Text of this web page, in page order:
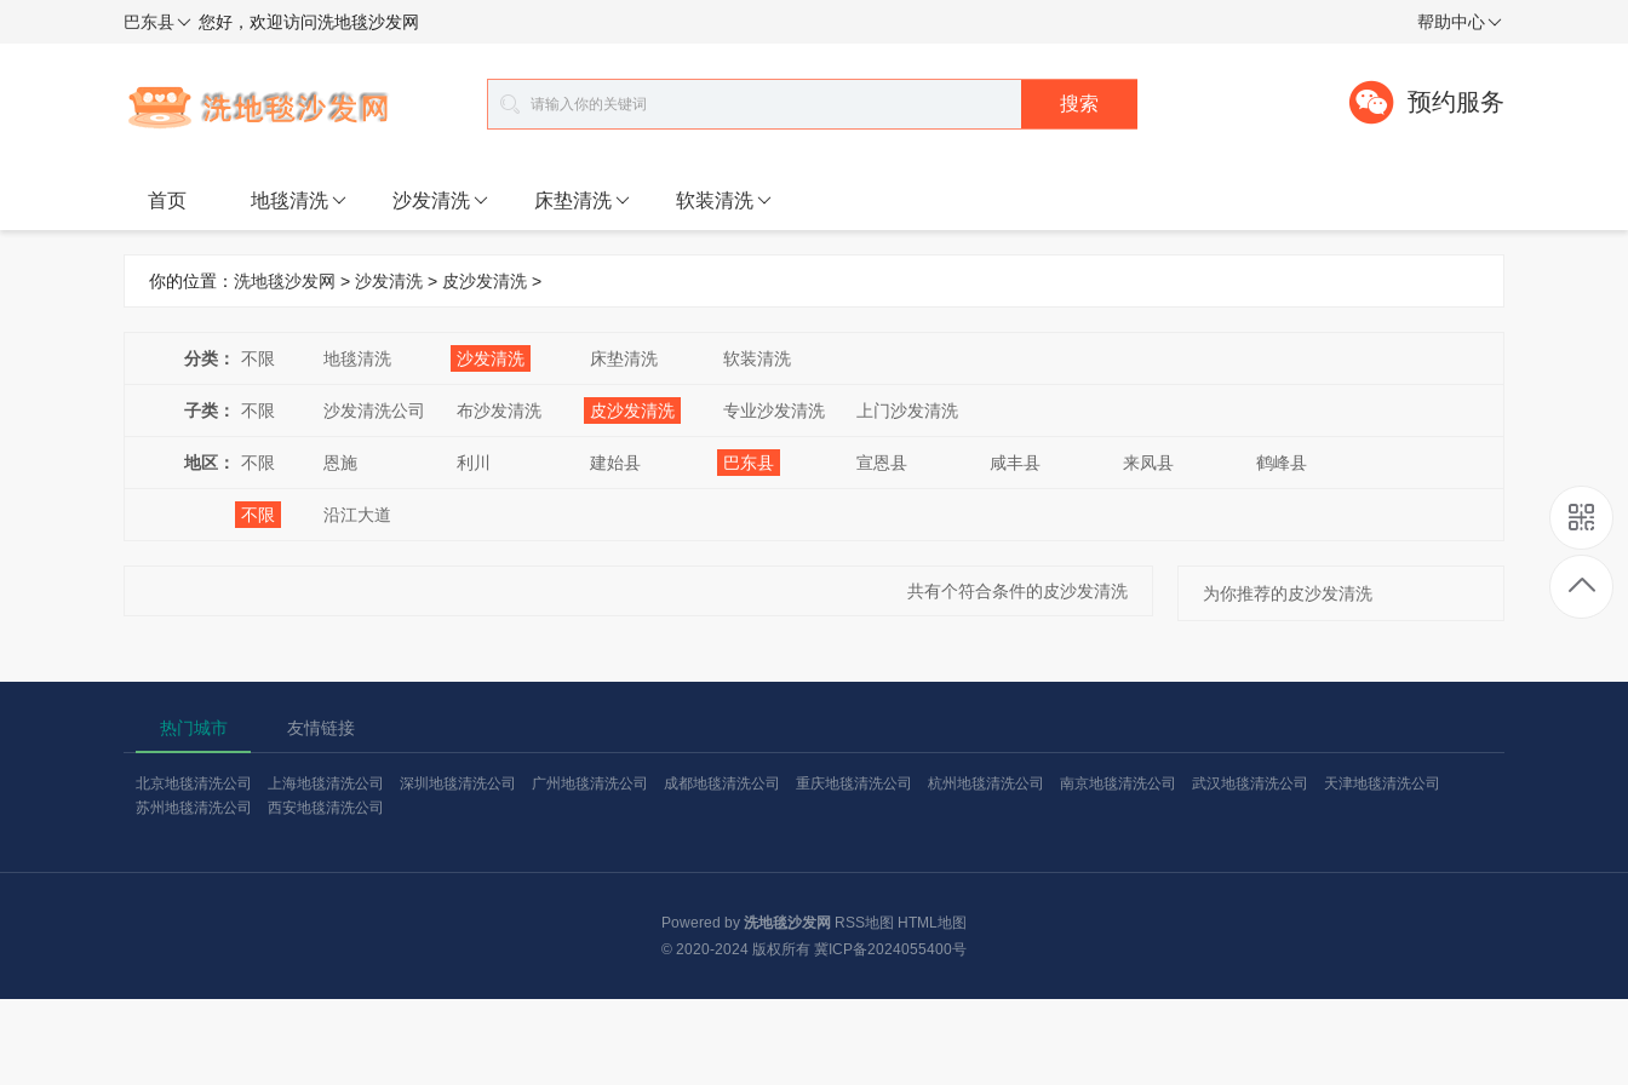
巴东县 您好，欢迎访问洗地毯沙发网 帮助中心
搜索 预约服务
首页 地毯清洗 沙发清洗 床垫清洗 软装清洗
你的位置： 洗地毯沙发网 > 沙发清洗 > 皮沙发清洗 >
分类： 不限 地毯清洗 沙发清洗 床垫清洗 软装清洗
子类： 不限 沙发清洗公司 布沙发清洗 皮沙发清洗 专业沙发清洗 上门沙发清洗
地区： 不限 恩施 利川 建始县 巴东县 宣恩县 咸丰县 来凤县 鹤峰县
不限 沿江大道
共有个符合条件的皮沙发清洗 为你推荐的皮沙发清洗
热门城市 友情链接
北京地毯清洗公司 上海地毯清洗公司 深圳地毯清洗公司 广州地毯清洗公司 成都地毯清洗公司 重庆地毯清洗公司 杭州地毯清洗公司 南京地毯清洗公司 武汉地毯清洗公司
天津地毯清洗公司
苏州地毯清洗公司
西安地毯清洗公司
Powered by 洗地毯沙发网 RSS地图 HTML地图
© 2020-2024 版权所有 冀ICP备2024055400号